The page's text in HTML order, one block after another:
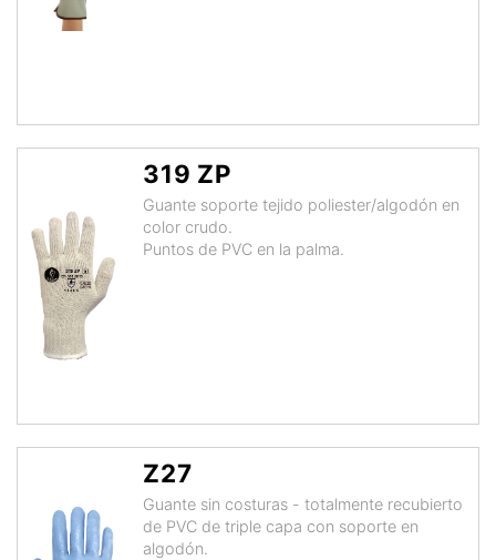
319 ZP
Guante soporte tejido poliester/algodón en
color crudo.
Puntos de PVC en la palma.
Z27
Guante sin costuras - totalmente recubierto
de PVC de triple capa con soporte en
algodón.